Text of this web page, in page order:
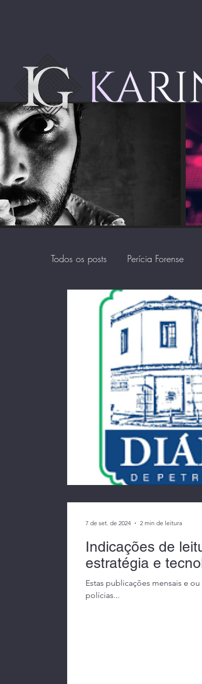
Todos os posts Perícia Forense
HUMINT fakenews
crimes de conteúdo
Psicologia Forense Trumans
pedofilicos psicopatas
assassinato em massa as escolas
Indicações de
estratégia e
Estas publicações mensais e
polícias...
7 de set. de 2024 2 min de leitura